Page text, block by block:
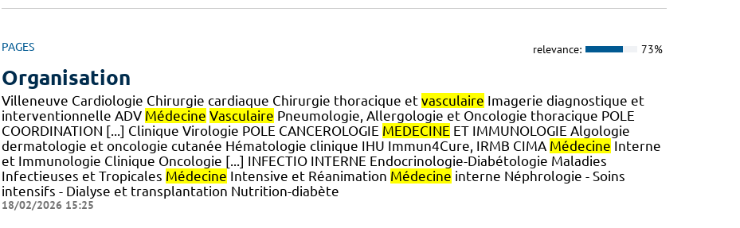
PAGES relevance: 73%
Organisation
Villeneuve Cardiologie Chirurgie cardiaque Chirurgie thoracique et vasculaire Imagerie diagnostique et
interventionnelle ADV Médecine Vasculaire Pneumologie, Allergologie et Oncologie thoracique POLE
COORDINATION [...] Clinique Virologie POLE CANCEROLOGIE MEDECINE ET IMMUNOLOGIE Algologie
dermatologie et oncologie cutanée Hématologie clinique IHU Immun4Cure, IRMB CIMA Médecine Interne
et Immunologie Clinique Oncologie [...] INFECTIO INTERNE Endocrinologie-Diabétologie Maladies
Infectieuses et Tropicales Médecine Intensive et Réanimation Médecine interne Néphrologie - Soins
intensifs - Dialyse et transplantation Nutrition-diabète
18/02/2026 15:25